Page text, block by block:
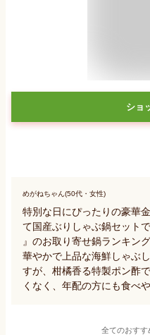
ショ
めがねちゃん(50代・女性)
特別な日にぴったりの豪華
て国産ぶりしゃぶ鍋セット
』のお取り寄せ鍋ランキン
華やかで上品な海鮮しゃぶ
すが、柑橘香る特製ポン酢
くなく、年配の方にも食べ
全てのおすす